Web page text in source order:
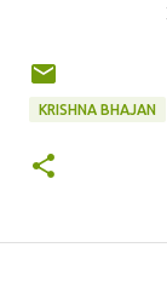
KRISHNA BHAJAN